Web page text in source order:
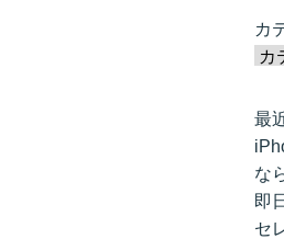
カ
最
な
即
セ